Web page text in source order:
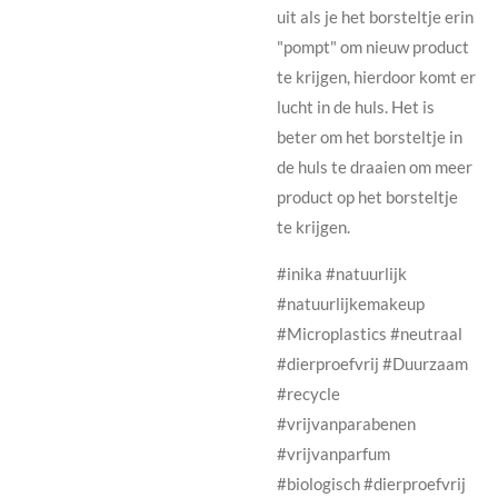
uit als je het borsteltje erin
"pompt" om nieuw product
te krijgen, hierdoor komt er
lucht in de huls. Het is
beter om het borsteltje in
de huls te draaien om meer
product op het borsteltje
te krijgen.
#inika #natuurlijk
#natuurlijkemakeup
#Microplastics #neutraal
#dierproefvrij #Duurzaam
#recycle
#vrijvanparabenen
#vrijvanparfum
#biologisch #dierproefvrij